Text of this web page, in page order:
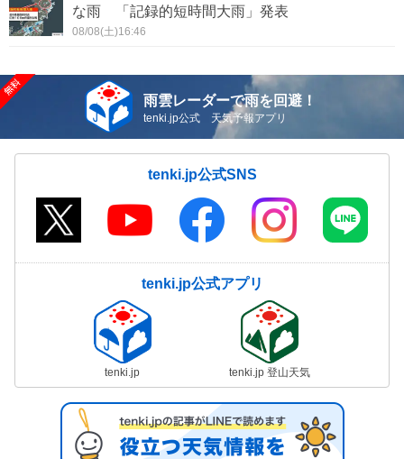
な雨 「記録的短時間大雨」発表
08/08(土)16:46
雨雲レーダーで雨を回避！
tenki.jp公式 天気予報アプリ
tenki.jp公式SNS
tenki.jp公式アプリ
tenki.jp tenki.jp 登山天気